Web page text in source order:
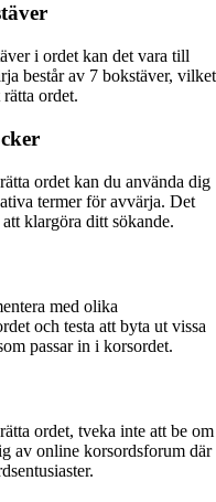
i ordet kan det vara till
består av 7 bokstäver, vilket
ordet.
ordet kan du använda dig
termer för avvärja. Det
klargöra ditt sökande.
med olika
och testa att byta ut vissa
passar in i korsordet.
ordet, tveka inte att be om
av online korsordsforum där